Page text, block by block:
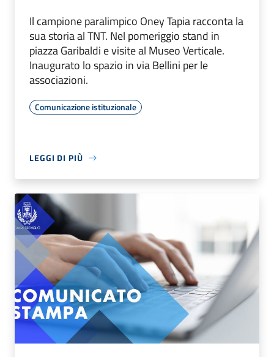
Il campione paralimpico Oney Tapia racconta la
sua storia al TNT. Nel pomeriggio stand in
piazza Garibaldi e visite al Museo Verticale.
Inaugurato lo spazio in via Bellini per le
associazioni.
Comunicazione istituzionale
LEGGI DI PIÙ